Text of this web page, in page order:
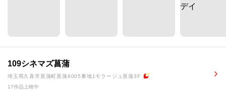
109シネマズ菖蒲
埼玉県久喜市菖蒲町菖蒲6005番地1モラージュ菖蒲3F
17作品上映中